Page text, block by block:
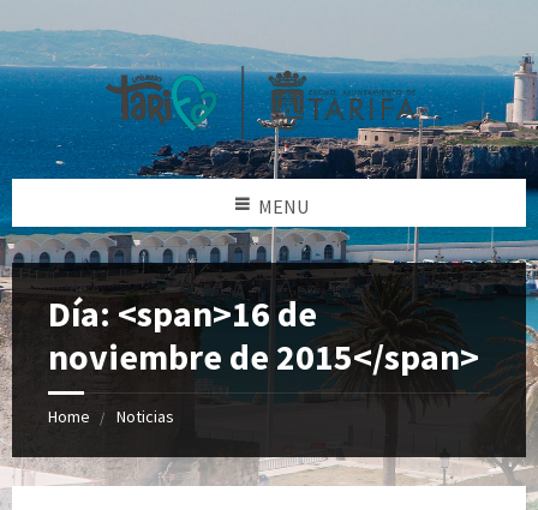
MENU
Día: <span>16 de
noviembre de 2015</span>
Home Noticias